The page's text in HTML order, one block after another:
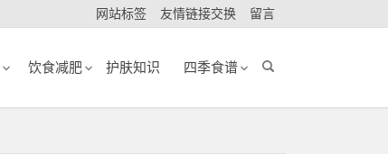
网站标签 友情链接交换 留言
饮食减肥 护肤知识 四季食谱